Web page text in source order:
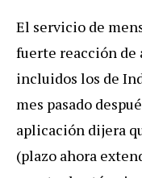
El servicio de
fuerte reacción de
incluidos los de
mes pasado
aplicación dijera
(plazo ahora